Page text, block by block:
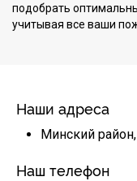
подобрать
учитывая все ваши
Наши адреса
Минский
Наш телефон